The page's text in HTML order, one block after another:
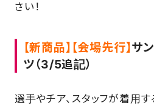
さい！
【新商品】【会場先行】 サ
ツ（3/5追記）
選手やチア、スタッフが着用